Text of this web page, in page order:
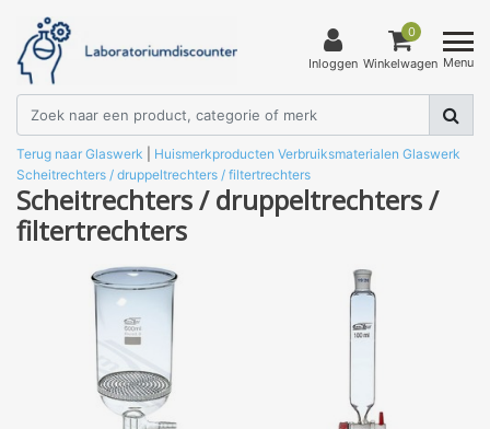
Inloggen
0
Winkelwagen Menu
Terug naar Glaswerk Huismerkproducten Verbruiksmaterialen Glaswerk
Scheitrechters / druppeltrechters / filtertrechters
Scheitrechters / druppeltrechters /
filtertrechters